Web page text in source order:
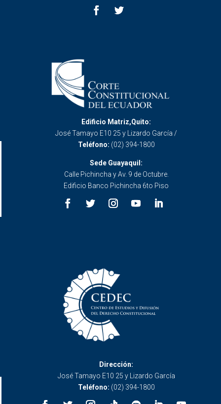
Edificio Matriz,Quito:
José Tamayo E10 25 y Lizardo García /
Teléfono: (02) 394-1800
Sede Guayaquil:
Calle Pichincha y Av. 9 de Octubre.
Edificio Banco Pichincha 6to Piso
Dirección:
José Tamayo E10 25 y Lizardo García
Teléfono: (02) 394-1800